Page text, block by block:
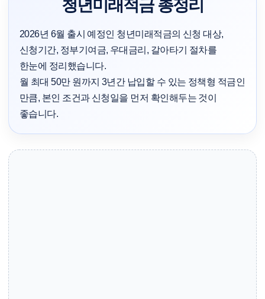
청년미래적금 총정리
2026년 6월 출시 예정인 청년미래적금의 신청 대상,
신청기간, 정부기여금, 우대금리, 갈아타기 절차를
한눈에 정리했습니다.
월 최대 50만 원까지 3년간 납입할 수 있는 정책형 적금인
만큼, 본인 조건과 신청일을 먼저 확인해두는 것이
좋습니다.